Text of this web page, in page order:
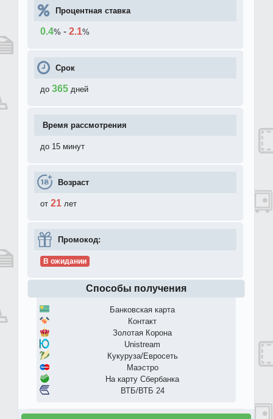
Процентная ставка
0.4% - 2.1%
Срок
до 365 дней
Время рассмотрения
до 15 минут
Возраст
от 21 лет
Промокод:
В ожидании
Способы получения
Банковская карта
Контакт
Золотая Корона
Unistream
Кукуруза/Евросеть
Маэстро
На карту Сбербанка
ВТБ/ВТБ 24